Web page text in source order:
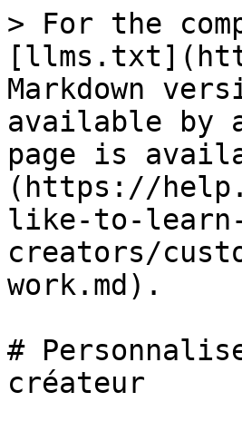
> For the
Markdown
available by
page is
(https://
like-to-
creators/
work.md).
#
créateur